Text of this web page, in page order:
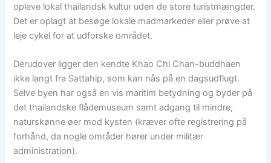
opleve lokal thailandsk kultur uden de store turistmængder.
Det er oplagt at besøge lokale madmarkeder eller prøve at
leje cykel for at udforske området.
Derudover ligger den kendte Khao Chi Chan-buddhaen
ikke langt fra Sattahip, som kan nås på en dagsudflugt.
Selve byen har også en vis maritim betydning og byder på
det thailandske flådemuseum samt adgang til mindre,
naturskønne øer mod kysten (kræver ofte registrering på
forhånd, da nogle områder hører under militær
administration).